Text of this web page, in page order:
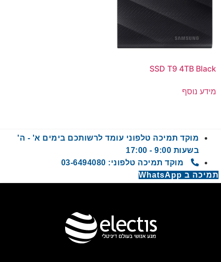
SSD T9 4TB Black
מידע נוסף
מוקד תמיכה טלפוני עומד לרשותכם בימים א' - ה'
בשעות 9:00 - 17:00
מוקד תמיכה טלפוני: 03-6494080
תמיכה ב WhatsApp